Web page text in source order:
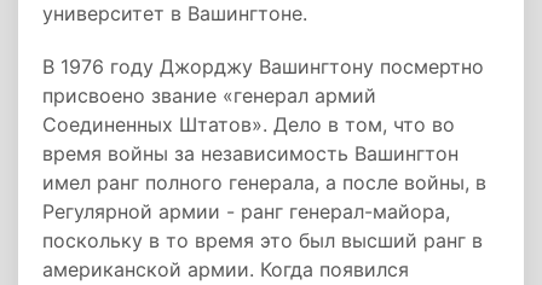
университет в Вашингтоне.
В 1976 году Джорджу Вашингтону посмертно
присвоено звание «генерал армий
Соединенных Штатов». Дело в том, что во
время войны за независимость Вашингтон
имел ранг полного генерала, а после войны, в
Регулярной армии - ранг генерал-майора,
поскольку в то время это был высший ранг в
американской армии. Когда появился